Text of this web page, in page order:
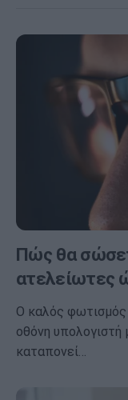
Πώς θα
ατελείωτες
Ο καλός φωτισμός
οθόνη υπολογιστή
καταπονεί…